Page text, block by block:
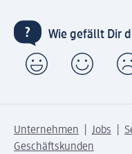
Wie gefällt Dir
Unternehmen Jobs
Geschäftskunden